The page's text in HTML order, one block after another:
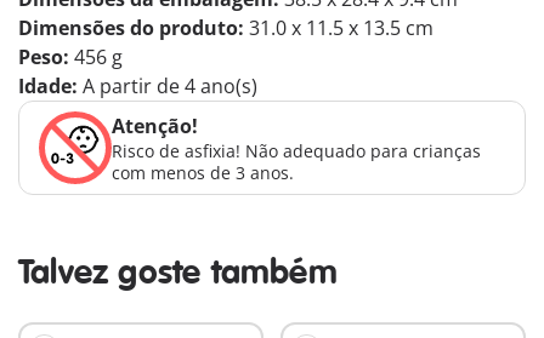
Dimensões do produto: 31.0 x 11.5 x 13.5 cm
Peso: 456 g
Idade: A partir de 4 ano(s)
Atenção!
Risco de asfixia! Não adequado para crianças
com menos de 3 anos.
Talvez goste também